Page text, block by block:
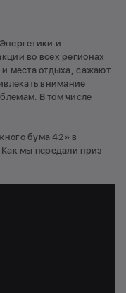
и
во всех регионах
места отдыха, сажают
внимание
В том числе
бума 42» в
мы передали приз